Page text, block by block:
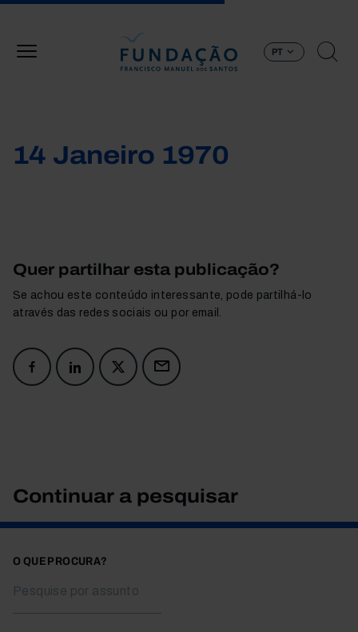
PT
14 Janeiro 1970
Quer partilhar esta publicação?
Se achou este conteúdo interessante, pode partilhá-lo
através das redes sociais ou por email.
Continuar a pesquisar
O QUE PROCURA?